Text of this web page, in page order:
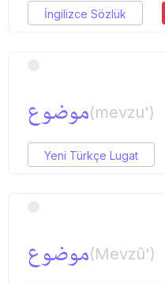
İngilizce Sözlük
موضوع(mevzu')
Yeni Türkçe Lugat
موضوع(Mevzû')